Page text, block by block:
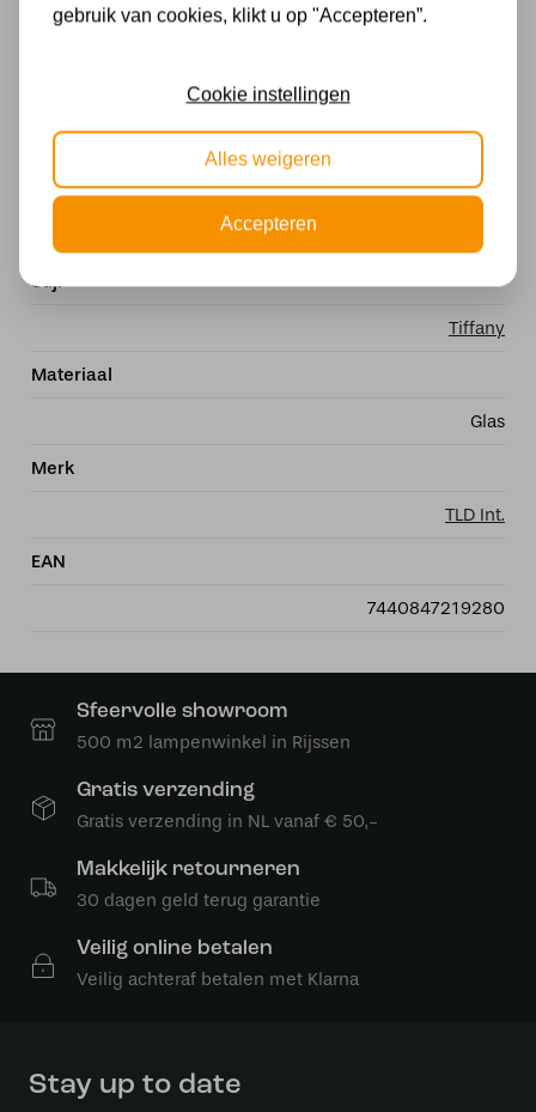
Meerkleurig
Fitting
Stijl
Tiffany
Materiaal
Glas
Merk
TLD Int.
EAN
7440847219280
Sfeervolle showroom
500 m2 lampenwinkel in Rijssen
Gratis verzending
Gratis verzending in NL vanaf € 50,-
Makkelijk retourneren
30 dagen geld terug garantie
Veilig online betalen
Veilig achteraf betalen met Klarna
Stay up to date
gebruik van cookies, klikt u op "Accepteren”.
Cookie instellingen
Alles weigeren
Accepteren